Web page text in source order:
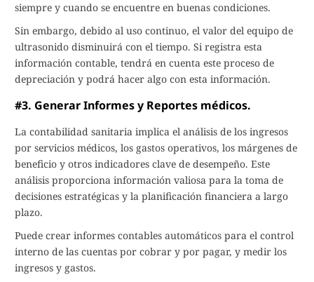
siempre y cuando se encuentre en buenas condiciones.
Sin embargo, debido al uso continuo, el valor del equipo de
ultrasonido disminuirá con el tiempo. Si registra esta
información contable, tendrá en cuenta este proceso de
depreciación y podrá hacer algo con esta información.
#3. Generar Informes y Reportes médicos.
La contabilidad sanitaria implica el análisis de los ingresos
por servicios médicos, los gastos operativos, los márgenes de
beneficio y otros indicadores clave de desempeño. Este
análisis proporciona información valiosa para la toma de
decisiones estratégicas y la planificación financiera a largo
plazo.
Puede crear informes contables automáticos para el control
interno de las cuentas por cobrar y por pagar, y medir los
ingresos y gastos.